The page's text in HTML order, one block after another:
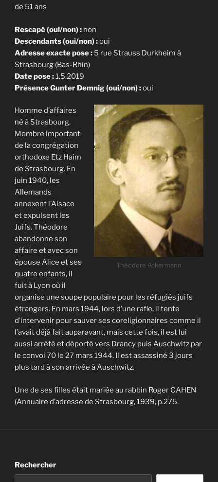
de 51 ans
Rescapé (oui/non) : non
Descendants (oui/non) :oui
Adresse exacte pose : 5 rue Strauss Durkheim à
Strasbourg (Bas-Rhin)
Date pose :1.5.2019
Présence Gunter Demnig (oui/non) :oui
Théodore Ackermann
Homme d’affaires
né à Strasbourg.
Membre important
de la congrégation
orthodoxe Etz Haim
de Strasbourg. En
juin 1940, les
Allemands
annexent l’Alsace
et expulsent les
Juifs. Théodore
abandonne son
affaire et avec son
épouse Alice et ses
quatre enfants, il
fuit à Lyon où il
organise une soupe populaire pour les réfugiés juifs
étrangers. En mars 1944, lors d’une rafle, il tente
d’intervenir pour sauver ses coreligionnaires comme il
l’avait déjà fait auparavant, mais cette fois, il est lui
aussi arrêté et déporté vers Drancy puis Auschwitz par
le convoi 70 le 27 mars 1944. Il est assassiné 3 jours
plus tard à son arrivée à Auschwitz.
Une de ses filles était mariée au rabbin Roger CAHEN
(Annuaire d’adresse de Strasbourg, 1939, p.275.
Rechercher